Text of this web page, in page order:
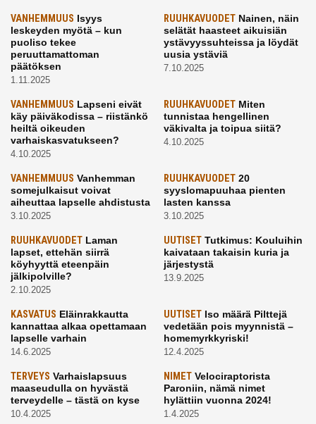
VANHEMMUUS Isyys
leskeyden myötä – kun
puoliso tekee
peruuttamattoman
päätöksen
1.11.2025
RUUHKAVUODETNainen, näin
selätät haasteet aikuisiän
ystävyyssuhteissa ja löydät
uusia ystäviä
7.10.2025
VANHEMMUUS Lapseni eivät
käy päiväkodissa – riistänkö
heiltä oikeuden
varhaiskasvatukseen?
4.10.2025
RUUHKAVUODETMiten
tunnistaa hengellinen
väkivalta ja toipua siitä?
4.10.2025
VANHEMMUUS Vanhemman
somejulkaisut voivat
aiheuttaa lapselle ahdistusta
3.10.2025
RUUHKAVUODET20
syyslomapuuhaa pienten
lasten kanssa
3.10.2025
RUUHKAVUODET Laman
lapset, ettehän siirrä
köyhyyttä eteenpäin
jälkipolville?
2.10.2025
UUTISETTutkimus: Kouluihin
kaivataan takaisin kuria ja
järjestystä
13.9.2025
KASVATUS Eläinrakkautta
kannattaa alkaa opettamaan
lapselle varhain
14.6.2025
UUTISETIso määrä Pilttejä
vedetään pois myynnistä –
homemyrkkyriski!
12.4.2025
TERVEYS Varhaislapsuus
maaseudulla on hyvästä
terveydelle – tästä on kyse
10.4.2025
NIMETVelociraptorista
Paroniin, nämä nimet
hylättiin vuonna 2024!
1.4.2025